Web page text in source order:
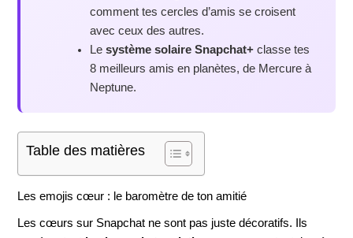
comment tes cercles d’amis se croisent
avec ceux des autres.
Lesystème solaire Snapchat+ classe tes
8 meilleurs amis en planètes, de Mercure à
Neptune.
Table des matières
Les emojis cœur : le baromètre de ton amitié
Les cœurs sur Snapchat ne sont pas juste décoratifs. Ils